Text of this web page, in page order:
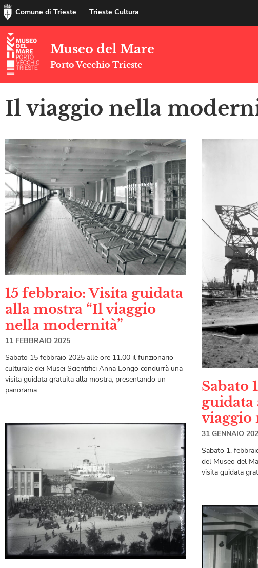
Comune di Trieste Trieste Cultura
Museo del Mare
Porto Vecchio Trieste
Il viaggio nella
15 febbraio: Visita guidata
alla mostra “Il viaggio
nella modernità”
11 FEBBRAIO 2025
Sabato 15 febbraio 2025 alle ore 11.00 il funzionario
culturale dei Musei Scientifici Anna Longo condurrà una
visita guidata gratuita alla mostra, presentando un
panorama
Sabato
guidata
viaggio
31 GENNAIO
Sabato 1.
del Museo del
visita guidata